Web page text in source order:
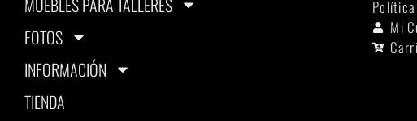
MUEBLES PARA TALLERES
FOTOS
INFORMACIÓN
TIENDA
Mi